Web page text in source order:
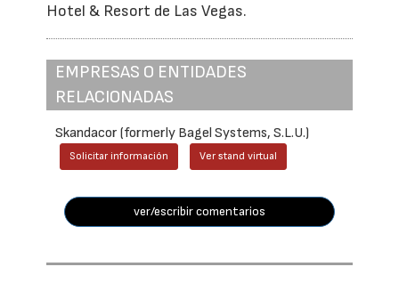
Hotel & Resort de Las Vegas.
EMPRESAS O ENTIDADES
RELACIONADAS
Skandacor (formerly Bagel Systems, S.L.U.)
Solicitar información Ver stand virtual
ver/escribir comentarios